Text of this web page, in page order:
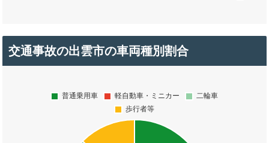
交通事故の出雲市の車両種別割合